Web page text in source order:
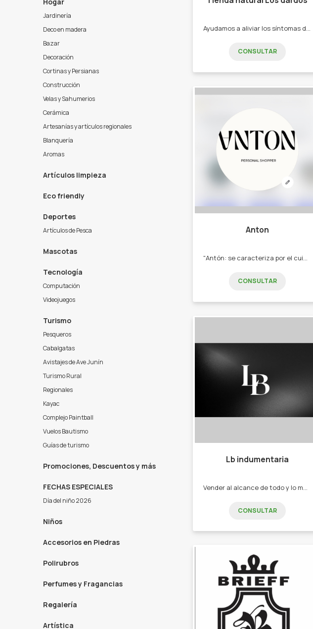
Jardinería
Deco en madera
Bazar
Decoración
Cortinas y Persianas
Construcción
Velas y Sahumerios
Cerámica
Artesanías y artículos regionales
Blanquería
Aromas
Artículos limpieza
Eco friendly
Deportes
Artículos de Pesca
Mascotas
Tecnología
Computación
Videojuegos
Turismo
Pesqueros
Cabalgatas
Avistajes de Ave Junín
Turismo Rural
Regionales
Kayac
Complejo Paintball
Vuelos Bautismo
Guías de turismo
Promociones, Descuentos y más
FECHAS ESPECIALES
Día del niño 2026
Niños
Accesorios en Piedras
Polirubros
Perfumes y Fragancias
Regalería
Artística
Ayudamos a aliviar los síntomas de la piel con jabones naturales y terapéuticos. -Jabones Terapéuticos -Líneas: Hidratantes, Antioxidantes y Exfoliantes, Jaboneras - Home Spray para textiles.
CONSULTAR
Anton
"Antón: se caracteriza por el cuidado de tu cabello y piel en donde ofrezco: Cremas corporales Shampoo Acondicionador Baños de crema para el cabello Maquillajes Perfumes importados Cremas corporales Shampoo Acondicionador Baños de crema para el cabello Maquillajes Perfumes importados
CONSULTAR
Lb indumentaria
CONSULTAR